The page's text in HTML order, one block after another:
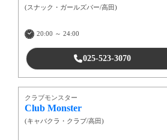
(スナック・ガールズバー/高田)
20:00 ～ 24:00
025-523-3070
クラブモンスター
Club Monster
(キャバクラ・クラブ/高田)